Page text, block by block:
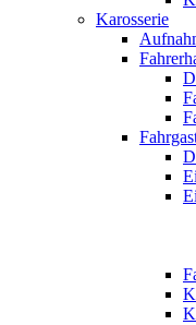
Karosserie